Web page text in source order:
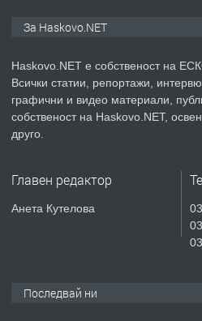
ПРЕДЛАГА
№4119
За Haskovo.NET
Haskovo.NET е собственост на
Всички статии, репортажи,
графични и видео материали,
собственост на Haskovo.NET,
друго.
Главен редактор
Анета Кутелова
Последвай ни